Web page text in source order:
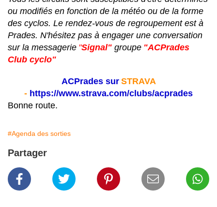
ou modifiés en fonction de la météo ou de la forme
des cyclos. Le rendez-vous de regroupement est à
Prades. N'hésitez pas à engager une conversation
sur la messagerie "Signal" groupe "ACPrades
Club cyclo"
ACPrades sur STRAVA
- https://www.strava.com/clubs/acprades
Bonne route.
#Agenda des sorties
Partager